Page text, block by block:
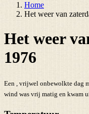
Home
Het weer van
Het weer
1976
Een , vrijwel onbewolkte dag
wind was vrij matig en kwam